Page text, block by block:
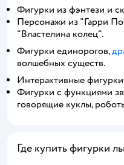
Фигурки из фэнтези и
Персонажи из "Гарри
"Властелина колец".
Фигурки единорогов,
волшебных существ.
Интерактивные
Фигурки с функциями
говорящие куклы,
Где купить фигурки